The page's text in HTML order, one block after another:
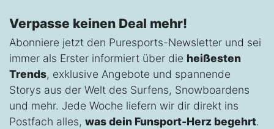
Verpasse keinen Deal mehr!
Abonniere jetzt den Puresports-Newsletter und sei
immer als Erster informiert über die heißesten
Trends, exklusive Angebote und spannende
Storys aus der Welt des Surfens, Snowboardens
und mehr. Jede Woche liefern wir dir direkt ins
Postfach alles, was dein Funsport-Herz begehrt.